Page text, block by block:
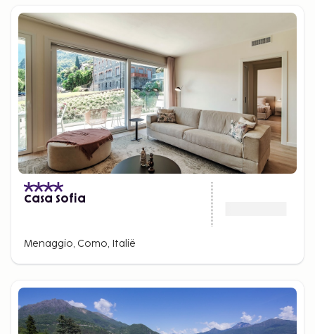
Casa Sofia
Menaggio, Como, Italië